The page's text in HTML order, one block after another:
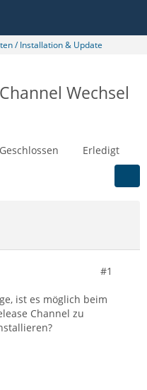
/ Installation & Update
Wechsel
Geschlossen Erledigt
#1
ist es möglich beim
Channel zu